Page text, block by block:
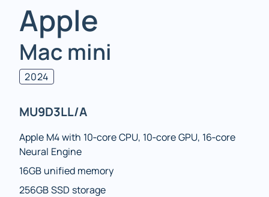
Apple
Mac mini
2024
MU9D3LL/A
Apple M4 with 10‑core CPU, 10‑core GPU, 16‑core
Neural Engine
16GB unified memory
256GB SSD storage